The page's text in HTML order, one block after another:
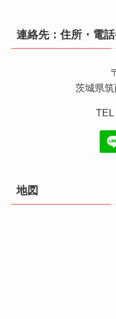
連絡先：住所・電
茨城県
TEL
地図